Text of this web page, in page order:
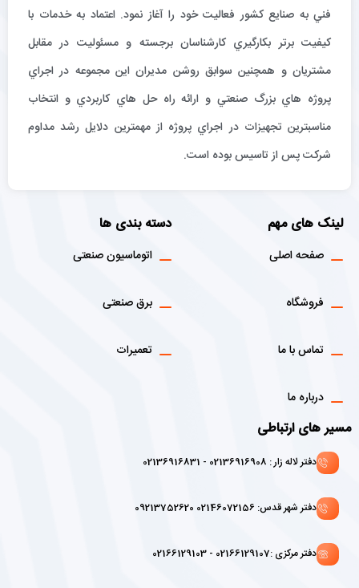
فني به صنايع كشور فعاليت خود را آغاز نمود. اعتماد به خدمات با
كيفيت برتر بكارگيري كارشناسان برجسته و مسئوليت در مقابل
مشتريان و همچنين سوابق روشن مديران اين مجموعه در اجراي
پروژه هاي بزرگ صنعتي و ارائه راه حل هاي كاربردي و انتخاب
مناسبترين تجهيزات در اجراي پروژه از مهمترين دلايل رشد مداوم
شركت پس از تاسيس بوده است.
لینک های مهم
صفحه اصلی
فروشگاه
تماس با ما
درباره ما
دسته بندی ها
اتوماسیون صنعتی
برق صنعتی
تعمیرات
مسیر های ارتباطی
دفتر لاله زار : 02136916908 - 02136916831
دفتر شهر قدس: 02146072156 09213752620
دفتر مرکزی :02166129107 - 02166129103